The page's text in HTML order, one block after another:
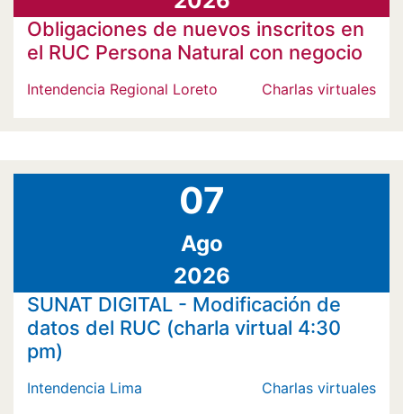
Obligaciones de nuevos inscritos en
el RUC Persona Natural con negocio
Intendencia Regional Loreto Charlas virtuales
07
Ago
2026
SUNAT DIGITAL - Modificación de
datos del RUC (charla virtual 4:30
pm)
Intendencia Lima Charlas virtuales